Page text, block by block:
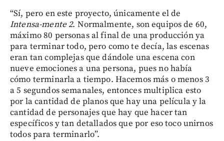
“Sí, pero en este proyecto, únicamente el de
Intensa-mente 2. Normalmente, son equipos de 60,
máximo 80 personas al final de una producción ya
para terminar todo, pero como te decía, las escenas
eran tan complejas que dándole una escena con
nueve emociones a una persona, pues no había
cómo terminarla a tiempo. Hacemos más o menos 3
a 5 segundos semanales, entonces multiplica esto
por la cantidad de planos que hay una película y la
cantidad de personajes que hay que hacer tan
específicos y tan detallados que por eso toco unirnos
todos para terminarlo”.